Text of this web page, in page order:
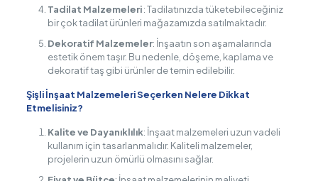
Tadilat Malzemeleri: Tadilatınızda tüketebileceğiniz
bir çok tadilat ürünleri mağazamızda satılmaktadır.
Dekoratif Malzemeler: İnşaatın son aşamalarında
estetik önem taşır. Bu nedenle, döşeme, kaplama ve
dekoratif taş gibi ürünler de temin edilebilir.
Şişli İnşaat Malzemeleri Seçerken Nelere Dikkat
Etmelisiniz?
Kalite ve Dayanıklılık: İnşaat malzemeleri uzun vadeli
kullanım için tasarlanmalıdır. Kaliteli malzemeler,
projelerin uzun ömürlü olmasını sağlar.